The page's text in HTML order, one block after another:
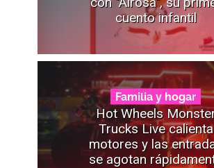
cuento infantil
Familia y hogar
Hot Wheels
Trucks Live calienta
motores y las
se agotan